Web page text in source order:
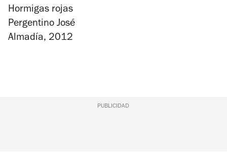
Hormigas rojas
Pergentino José
Almadía, 2012
PUBLICIDAD